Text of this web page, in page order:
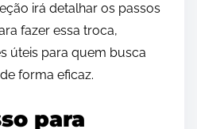
irá detalhar os passos
fazer essa troca,
úteis para quem busca
forma eficaz.
para